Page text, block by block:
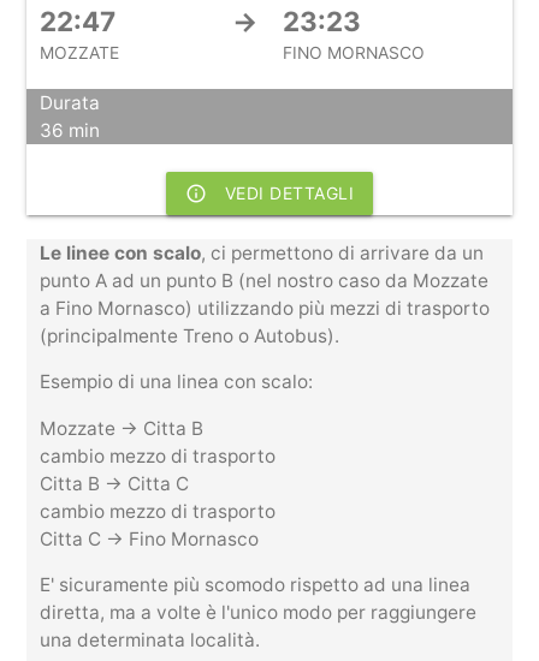
22:47 → 23:23
MOZZATE FINO MORNASCO
Durata
36 min
info_outline VEDI DETTAGLI
Le linee con scalo, ci permettono di arrivare da un
punto A ad un punto B (nel nostro caso da Mozzate
a Fino Mornasco) utilizzando più mezzi di trasporto
(principalmente Treno o Autobus).
Esempio di una linea con scalo:
Mozzate -> Citta B
cambio mezzo di trasporto
Citta B -> Citta C
cambio mezzo di trasporto
Citta C -> Fino Mornasco
E' sicuramente più scomodo rispetto ad una linea
diretta, ma a volte è l'unico modo per raggiungere
una determinata località.